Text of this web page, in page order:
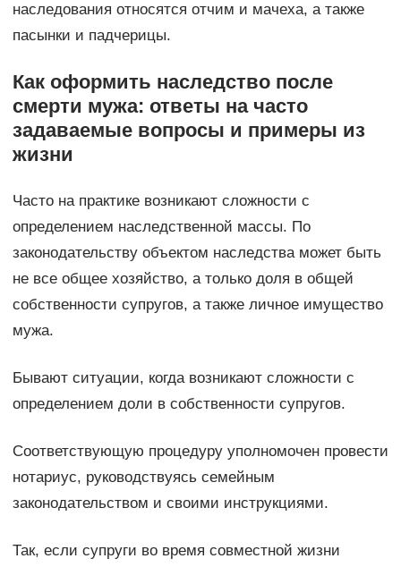
наследования относятся отчим и мачеха, а также
пасынки и падчерицы.
Как оформить наследство после
смерти мужа: ответы на часто
задаваемые вопросы и примеры из
жизни
Часто на практике возникают сложности с
определением наследственной массы. По
законодательству объектом наследства может быть
не все общее хозяйство, а только доля в общей
собственности супругов, а также личное имущество
мужа.
Бывают ситуации, когда возникают сложности с
определением доли в собственности супругов.
Соответствующую процедуру уполномочен провести
нотариус, руководствуясь семейным
законодательством и своими инструкциями.
Так, если супруги во время совместной жизни